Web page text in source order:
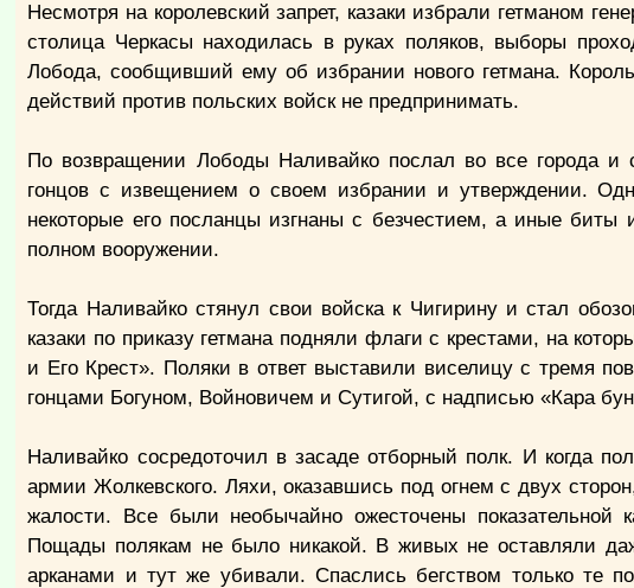
Несмотря на королевский запрет, казаки избрали гетманом
столица Черкасы находилась в руках поляков, выборы
Лобода, сообщивший ему об избрании нового гетмана.
действий против польских войск не предпринимать.
По возвращении Лободы Наливайко послал во все города и
гонцов с извещением о своем избрании и утверждении.
некоторые его посланцы изгнаны с безчестием, а иные
полном вооружении.
Тогда Наливайко стянул свои войска к Чигирину и стал
казаки по приказу гетмана подняли флаги с крестами, на
и Его Крест». Поляки в ответ выставили виселицу с тремя
гонцами Богуном, Войновичем и Сутигой, с надписью «Кара
Наливайко сосредоточил в засаде отборный полк. И когда
армии Жолкевского. Ляхи, оказавшись под огнем с двух
жалости. Все были необычайно ожесточены
Пощады полякам не было никакой. В живых не оставляли
арканами и тут же убивали. Спаслись бегством только те